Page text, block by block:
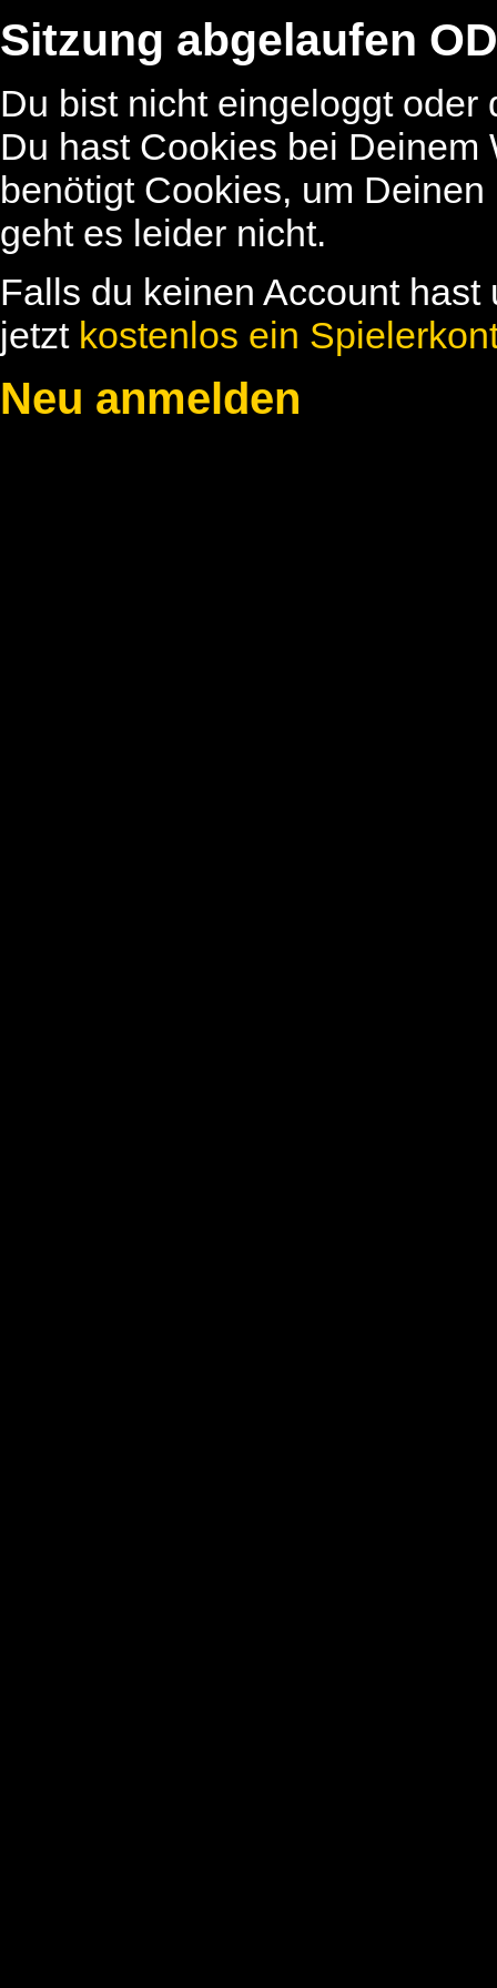
Sitzung abgelaufen
Du bist nicht eingeloggt
Du hast Cookies bei
benötigt Cookies, um
geht es leider nicht.
Falls du keinen Account
jetzt kostenlos ein
Neu anmelden